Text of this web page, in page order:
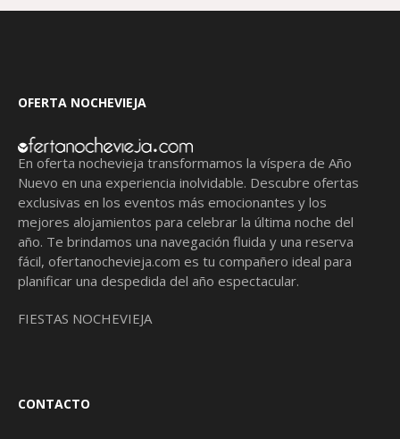
OFERTA NOCHEVIEJA
En oferta nochevieja transformamos la víspera de Año
Nuevo en una experiencia inolvidable. Descubre ofertas
exclusivas en los eventos más emocionantes y los
mejores alojamientos para celebrar la última noche del
año. Te brindamos una navegación fluida y una reserva
fácil,ofertanochevieja.com es tu compañero ideal para
planificar una despedida del año espectacular.
FIESTAS NOCHEVIEJA
CONTACTO